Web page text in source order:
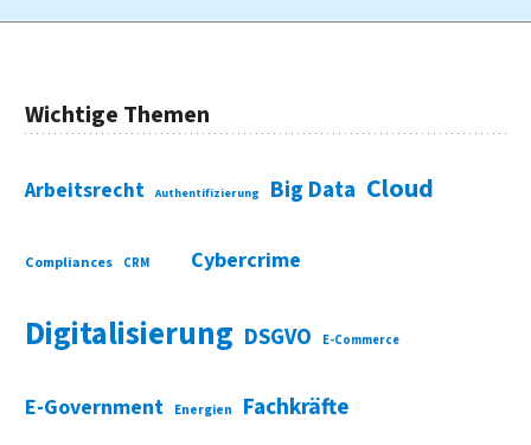
Wichtige Themen
Arbeitsrecht Authentifizierung Big Data Cloud
Compliances CRM Cybercrime
Digitalisierung DSGVO E-Commerce
E-Government Energien Fachkräfte